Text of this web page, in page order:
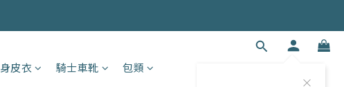
皮衣 騎士車靴
包類